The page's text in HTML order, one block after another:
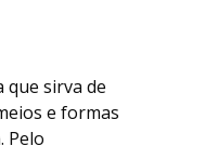
que sirva de
e formas
Pelo